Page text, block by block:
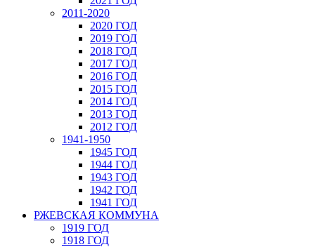
2011-2020
2020 ГОД
2019 ГОД
2018 ГОД
2017 ГОД
2016 ГОД
2015 ГОД
2014 ГОД
2013 ГОД
2012 ГОД
1941-1950
1945 ГОД
1944 ГОД
1943 ГОД
1942 ГОД
1941 ГОД
РЖЕВСКАЯ КОММУНА
1919 ГОД
1918 ГОД